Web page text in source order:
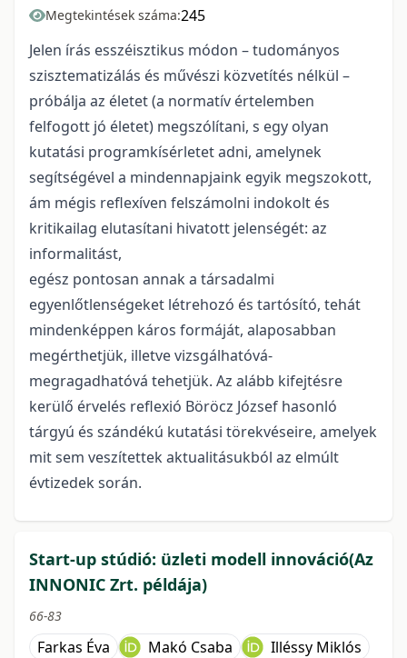
Megtekintések száma:245
Jelen írás esszéisztikus módon – tudományos
szisztematizálás és művészi közvetítés nélkül –
próbálja az életet (a normatív értelemben
felfogott jó életet) megszólítani, s egy olyan
kutatási programkísérletet adni, amelynek
segítségével a mindennapjaink egyik megszokott,
ám mégis reflexíven felszámolni indokolt és
kritikailag elutasítani hivatott jelenségét: az
informalitást,
egész pontosan annak a társadalmi
egyenlőtlenségeket létrehozó és tartósító, tehát
mindenképpen káros formáját, alaposabban
megérthetjük, illetve vizsgálhatóvá-
megragadhatóvá tehetjük. Az alább kifejtésre
kerülő érvelés reflexió Böröcz József hasonló
tárgyú és szándékú kutatási törekvéseire, amelyek
mit sem veszítettek aktualitásukból az elmúlt
évtizedek során.
Start-up stúdió: üzleti modell innováció(Az
INNONIC Zrt. példája)
66-83
Farkas Éva Makó Csaba
Illéssy Miklós